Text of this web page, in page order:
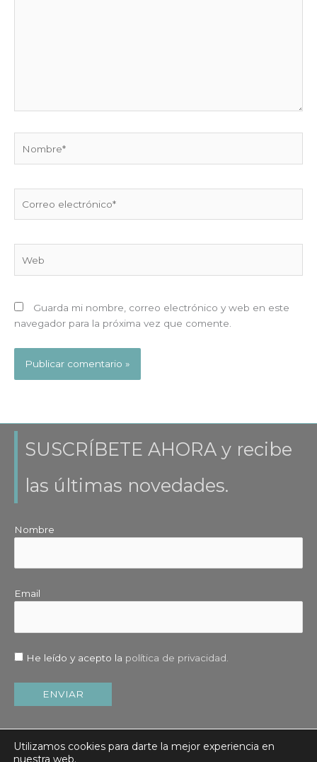
electrónico*
Guarda mi nombre, correo electrónico y web en este
navegador para la próxima vez que comente.
SUSCRÍBETE AHORA y recibe
las últimas novedades.
Nombre
Email
He leído y acepto la política de privacidad.
Utilizamos cookies para darte la mejor experiencia en
nuestra web.